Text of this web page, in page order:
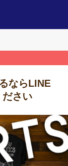
ならLINE
ださい